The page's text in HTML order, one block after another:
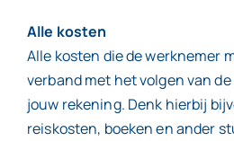
Alle kosten
Alle kosten die de werknemer
verband met het volgen van
jouw rekening. Denk hierbij
reiskosten, boeken en ander